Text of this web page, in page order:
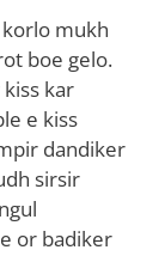
mukh
boe gelo.
kar
e kiss
dandiker
sirsir
or badiker